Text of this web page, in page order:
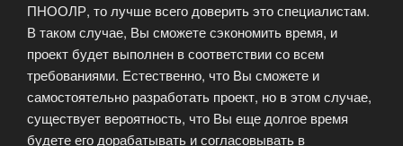
ПНООЛР, то лучше всего доверить это специалистам.
В таком случае, Вы сможете сэкономить время, и
проект будет выполнен в соответствии со всем
требованиями. Естественно, что Вы сможете и
самостоятельно разработать проект, но в этом случае,
существует вероятность, что Вы еще долгое время
будете его дорабатывать и согласовывать в